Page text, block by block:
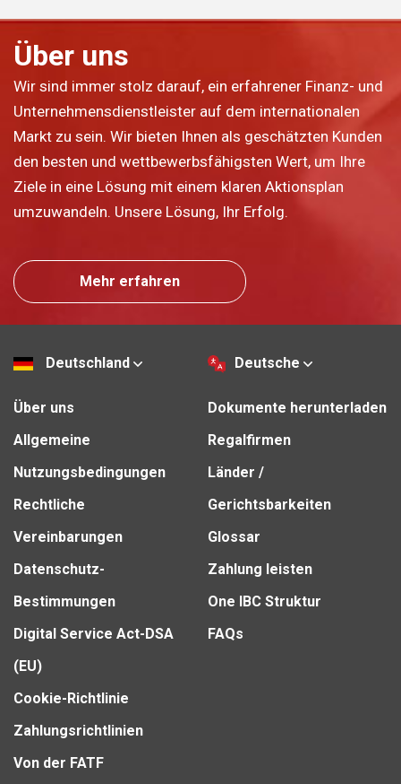
Über uns
Wir sind immer stolz darauf, ein erfahrener Finanz- und
Unternehmensdienstleister auf dem internationalen
Markt zu sein. Wir bieten Ihnen als geschätzten Kunden
den besten und wettbewerbsfähigsten Wert, um Ihre
Ziele in eine Lösung mit einem klaren Aktionsplan
umzuwandeln. Unsere Lösung, Ihr Erfolg.
Mehr erfahren
Deutschland Deutsche
Über uns
Allgemeine
Nutzungsbedingungen
Rechtliche
Vereinbarungen
Datenschutz-
Bestimmungen
Digital Service Act-DSA
(EU)
Cookie-Richtlinie
Zahlungsrichtlinien
Von der FATF
Dokumente herunterladen
Regalfirmen
Länder /
Gerichtsbarkeiten
Glossar
Zahlung leisten
One IBC Struktur
FAQs